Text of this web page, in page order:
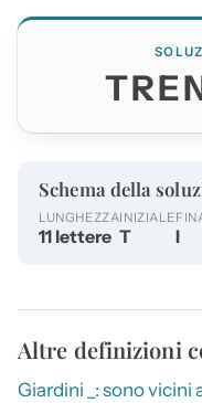
Schema della
LUNGHEZZA
11 lettere
INIZIALE
T I
Altre definizioni
Giardini _: sono vicini